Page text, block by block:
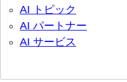
AI トピック
AI パートナー
AI サービス